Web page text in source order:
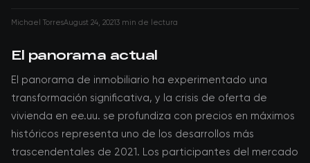
Michael TorresAugust 24, 20213 min de lectura
El panorama actual
El panorama de inmobiliario ha experimentado una
transformación significativa, y la crisis de oferta de
vivienda en ee.uu. se profundiza con precios en máximos
históricos representa uno de los desarrollos más
trascendentales de 2021. Los participantes del mercado